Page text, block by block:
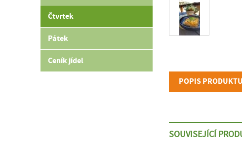
Čtvrtek
Pátek
Ceník jídel
POPIS PRODUKTU
SOUVISEJÍCÍ